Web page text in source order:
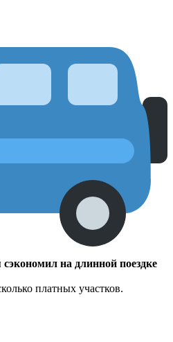
на длинной поездке
платных участков.